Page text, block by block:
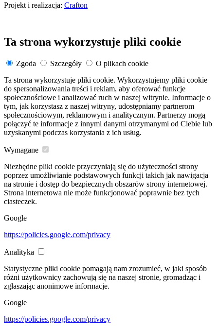
Projekt i realizacja: Crafton
Ta strona wykorzystuje pliki cookie
Zgoda Szczegóły
O plikach cookie
Ta strona wykorzystuje pliki cookie. Wykorzystujemy pliki cookie
do spersonalizowania treści i reklam, aby oferować funkcje
społecznościowe i analizować ruch w naszej witrynie. Informacje o
tym, jak korzystasz z naszej witryny, udostępniamy partnerom
społecznościowym, reklamowym i analitycznym. Partnerzy mogą
połączyć te informacje z innymi danymi otrzymanymi od Ciebie lub
uzyskanymi podczas korzystania z ich usług.
Wymagane
Niezbędne pliki cookie przyczyniają się do użyteczności strony
poprzez umożliwianie podstawowych funkcji takich jak nawigacja
na stronie i dostęp do bezpiecznych obszarów strony internetowej.
Strona internetowa nie może funkcjonować poprawnie bez tych
ciasteczek.
Google
https://policies.google.com/privacy
Analityka
Statystyczne pliki cookie pomagają nam zrozumieć, w jaki sposób
różni użytkownicy zachowują się na naszej stronie, gromadząc i
zgłaszając anonimowe informacje.
Google
https://policies.google.com/privacy